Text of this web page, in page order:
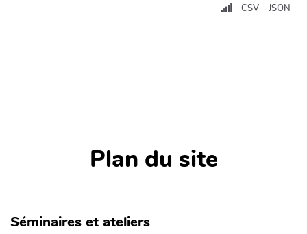
CSV JSON
Plan du site
Séminaires et ateliers